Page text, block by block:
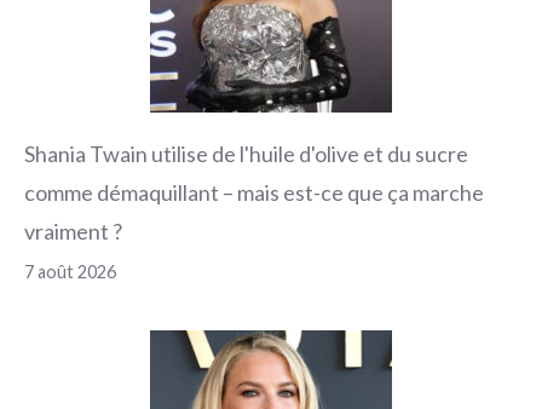
Shania Twain utilise de l'huile d'olive et du sucre
comme démaquillant – mais est-ce que ça marche
vraiment ?
7 août 2026